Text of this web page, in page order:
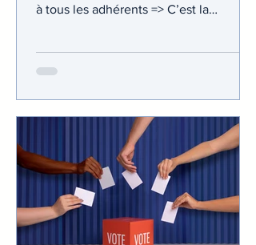
à tous les adhérents => C’est la
téléphone, 6j/7 de 17h à 20h. -
l’Education Nationale - Dans 9 matières
disponibles (français, histoire-
géographie, EMC, maths, physique-
chimie, SVT, anglais, allemand,
espagnol) Vous êtes adhérent.e ?
Testez Prof Express ! Suite à